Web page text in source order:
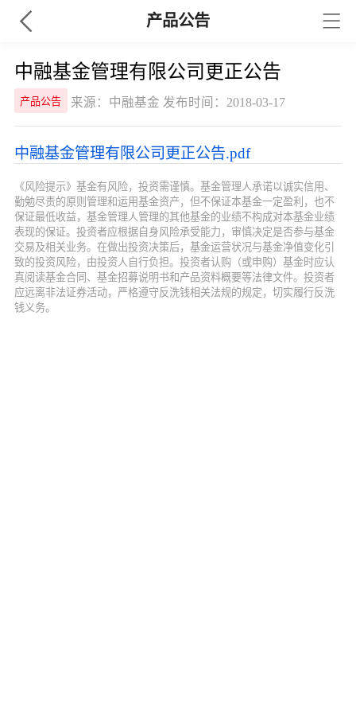
产品公告
中融基金管理有限公司更正公告
产品公告 来源：中融基金 发布时间：2018-03-17
中融基金管理有限公司更正公告.pdf
《风险提示》基金有风险，投资需谨慎。基金管理人承诺以诚实信用、
勤勉尽责的原则管理和运用基金资产，但不保证本基金一定盈利，也不
保证最低收益，基金管理人管理的其他基金的业绩不构成对本基金业绩
表现的保证。投资者应根据自身风险承受能力，审慎决定是否参与基金
交易及相关业务。在做出投资决策后，基金运营状况与基金净值变化引
致的投资风险，由投资人自行负担。投资者认购（或申购）基金时应认
真阅读基金合同、基金招募说明书和产品资料概要等法律文件。投资者
应远离非法证券活动，严格遵守反洗钱相关法规的规定，切实履行反洗
钱义务。